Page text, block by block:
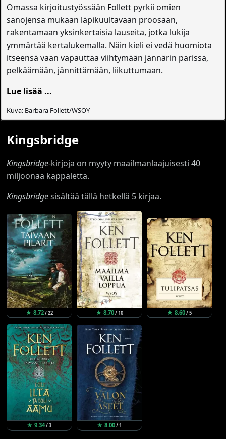
Omassa kirjoitustyössään Follett pyrkii omien
sanojensa mukaan läpikuultavaan proosaan,
rakentamaan yksinkertaisia lauseita, jotka lukija
ymmärtää kertalukemalla. Näin kieli ei vedä huomiota
itseensä vaan vapauttaa viihtymään jännärin parissa,
pelkäämään, jännittämään, liikuttumaan.
Lue lisää ...
Kuva: Barbara Follett/WSOY
Kingsbridge
Kingsbridge-kirjoja on myyty maailmanlaajuisesti 40
miljoonaa kappaletta.
Kingsbridgesisältää tällä hetkellä 5 kirjaa.
★ 8.72/ 22 ★ 8.70/ 10 ★ 8.60/ 5
★ 9.34/ 3 ★ 8.00/ 1